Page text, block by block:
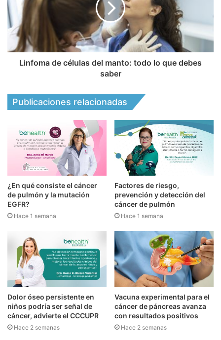
Linfoma de células del manto: todo lo que debes
saber
Publicaciones relacionadas
¿En qué consiste el cáncer
de pulmón y la mutación
EGFR?
Hace 1 semana
Factores de riesgo,
prevención y detección del
cáncer de pulmón
Hace 1 semana
Dolor óseo persistente en
niños podría ser señal de
cáncer, advierte el CCCUPR
Hace 2 semanas
Vacuna experimental para el
cáncer de páncreas avanza
con resultados positivos
Hace 2 semanas